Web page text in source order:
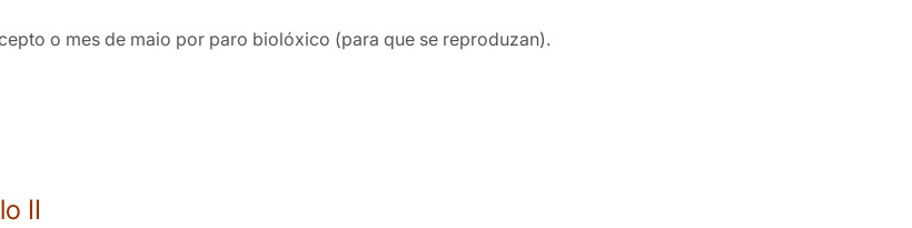
o mes de maio por paro biolóxico (para que se reproduzan).
II